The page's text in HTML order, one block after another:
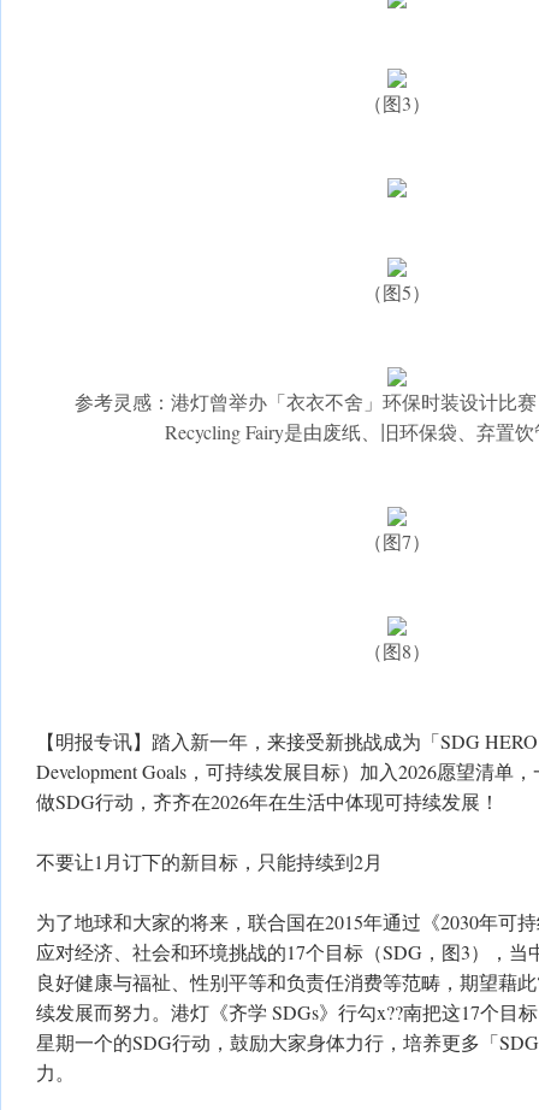
（图3）
（图5）
参考灵感：港灯曾举办「衣衣不舍」环保时装设计比
Recycling Fairy是由废纸、旧环保袋、弃置
（图7）
（图8）
【明报专讯】踏入新一年，来接受新挑战成为「SDG
Development Goals，可持续发展目标）加入2026愿望清单
做SDG行动，齐齐在2026年在生活中体现可持续发展！
不要让1月订下的新目标，只能持续到2月
为了地球和大家的将来，联合国在2015年通过《2030年可
应对经济、社会和环境挑战的17个目标（SDG，图3），
良好健康与福祉、性别平等和负责任消费等范畴，期望藉
续发展而努力。港灯《齐学 SDGs》行勾x??南把这17个目
星期一个的SDG行动，鼓励大家身体力行，培养更多「
力。